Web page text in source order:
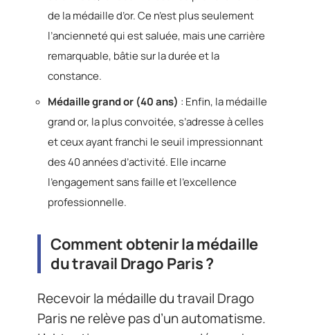
de la médaille d’or. Ce n’est plus seulement
l’ancienneté qui est saluée, mais une carrière
remarquable, bâtie sur la durée et la
constance.
Médaille grand or (40 ans) : Enfin, la médaille
grand or, la plus convoitée, s’adresse à celles
et ceux ayant franchi le seuil impressionnant
des 40 années d’activité. Elle incarne
l’engagement sans faille et l’excellence
professionnelle.
Comment obtenir la médaille
du travail Drago Paris ?
Recevoir la médaille du travail Drago
Paris ne relève pas d’un automatisme.